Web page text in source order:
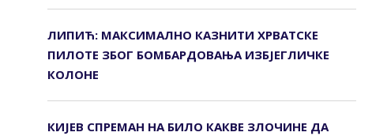
ЛИПИЋ: МАКСИМАЛНО КАЗНИТИ ХРВАТСКЕ
ПИЛОТЕ ЗБОГ БОМБАРДОВАЊА ИЗБЈЕГЛИЧКЕ
КОЛОНЕ
КИЈЕВ СПРЕМАН НА БИЛО КАКВЕ ЗЛОЧИНЕ ДА